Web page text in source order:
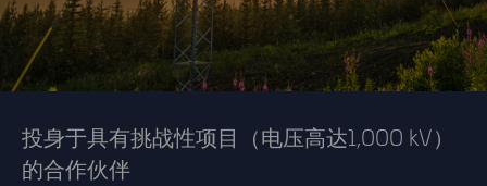
投身于具有挑战性项目（电压高达1,000 kV）
的合作伙伴